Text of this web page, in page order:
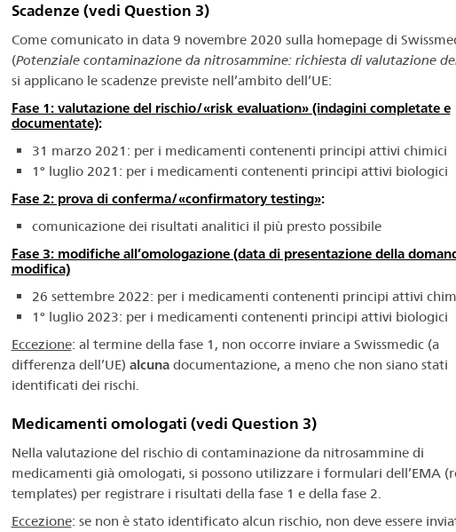
Scadenze (vedi Question 3)
Come comunicato in data 9 novembre 2020 sulla homepage di
(Potenziale contaminazione da nitrosammine: richiesta di valutazione
si applicano le scadenze previste nell’ambito dell’UE:
Fase 1: valutazione del rischio/«risk evaluation» (indagini completate e
documentate):
31 marzo 2021: per i medicamenti contenenti principi attivi chimici
1° luglio 2021: per i medicamenti contenenti principi attivi biologici
Fase 2: prova di conferma/«confirmatory testing»:
comunicazione dei risultati analitici il più presto possibile
Fase 3: modifiche all’omologazione (data di presentazione della
modifica)
26 settembre 2022: per i medicamenti contenenti principi attivi
1° luglio 2023: per i medicamenti contenenti principi attivi biologici
Eccezione: al termine della fase 1, non occorre inviare a Swissmedic (a
differenza dell’UE) alcunadocumentazione, a meno che non siano stati
identificati dei rischi.
Medicamenti omologati (vedi Question 3)
Nella valutazione del rischio di contaminazione da nitrosammine di
medicamenti già omologati, si possono utilizzare i formulari dell’EMA
templates) per registrare i risultati della fase 1 e della fase 2.
Eccezione: se non è stato identificato alcun rischio, non deve essere